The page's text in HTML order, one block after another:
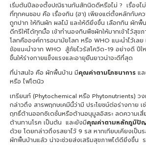
เริ่มต้นปีลองตั้งปณิธานกันสักนิดดีหรือไม่ ? เรื่องไม่น่
ที่ทุกคนชอบ คือ เรื่องกิน (ฮา) เพียงแต่ตั้งหลักกับคว
ถูกปาก ให้กินผัก ผลไม้ และให้ดียิ่งขึ้น เลือกกิน ผักพื้
ดีกรีให้ได้ทุกมื้อ เข้าทำนองกินพืชผักให้มากเข้าไว้สุ
โลกคือองค์การอนามัยโลก หรือ WHO แนะนำไว้เล
ข้อแนะนำจาก WHO สู้ภัยไวรัสโควิด-19 อย่างดี ปีใ
ขึ้นให้ร่างกายแข็งแรงและอายุยืนยาวน่าจะดีที่สุด
ที่น่าสนใจ คือ ผักพื้นบ้าน มีคุณค่าตามโภชนาการ แล
หรือ ไฟโตนิว
เทรียนท์ (Phytochemical หรือ Phytonutrients) ว
กล่าวถึง สารพฤกษเคมีนี้ว่ามี ประโยชน์ต่อร่างกาย
ฤทธิ์ต้านออกซิเดชั่นหรือต้านอนุมูลอิสระ ลดความเสี่
ต้านทานโรค เป็นต้น และยังมีคุณค่าตามหลักภูมิปั
ด้วย โดยกล่าวถึงรสยาไว้ 9 รส หากเทียบเคียงเป็น
ผักพื้นบ้านแล้ว น่าจะช่วยส่งเสริมสุขภาพได้ดียิ่งขึ้น